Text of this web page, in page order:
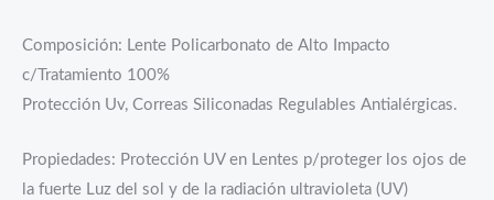
Composición: Lente Policarbonato de Alto Impacto
c/Tratamiento 100%
Protección Uv, Correas Siliconadas Regulables Antialérgicas.
Propiedades: Protección UV en Lentes p/proteger los ojos de
la fuerte Luz del sol y de la radiación ultravioleta (UV)